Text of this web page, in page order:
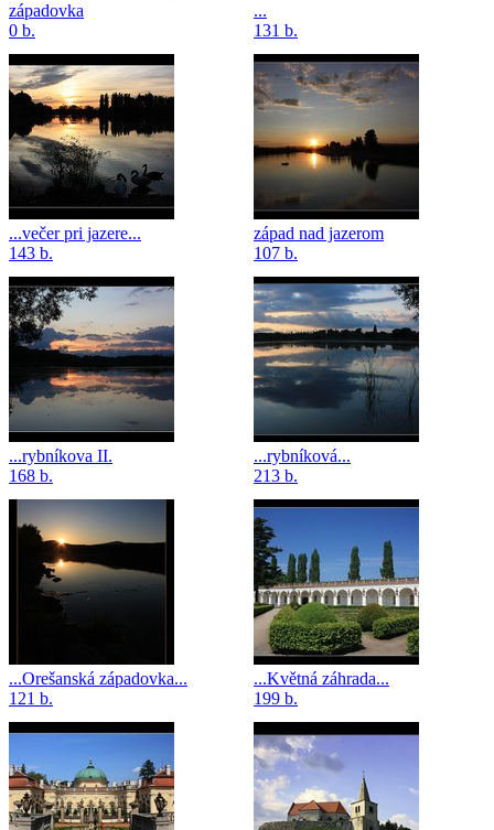
západovka
0 b.
...
131 b.
...večer pri jazere...
143 b.
západ nad jazerom
107 b.
...rybníkova II.
168 b.
...rybníková...
213 b.
...Orešanská západovka...
121 b.
...Květná záhrada...
199 b.